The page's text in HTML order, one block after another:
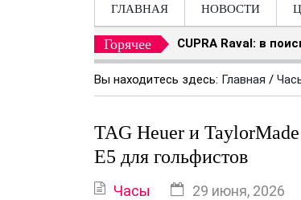
ГЛАВНАЯ НОВОСТИ
Горячее CUPRA Raval: в
Вы находитесь здесь: Главная /
TAG Heuer и
E5 для гольфистов
Часы 29 июня, 2026